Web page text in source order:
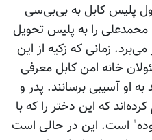
پلیس کابل به بی‌بی‌سی
محمدعلی را به پلیس تحویل
زمانی که زکیه از این
خانه امن کابل معرفی
به او آسیبی برسانند. پدر و
که این دختر را که با
است. این در حالی است